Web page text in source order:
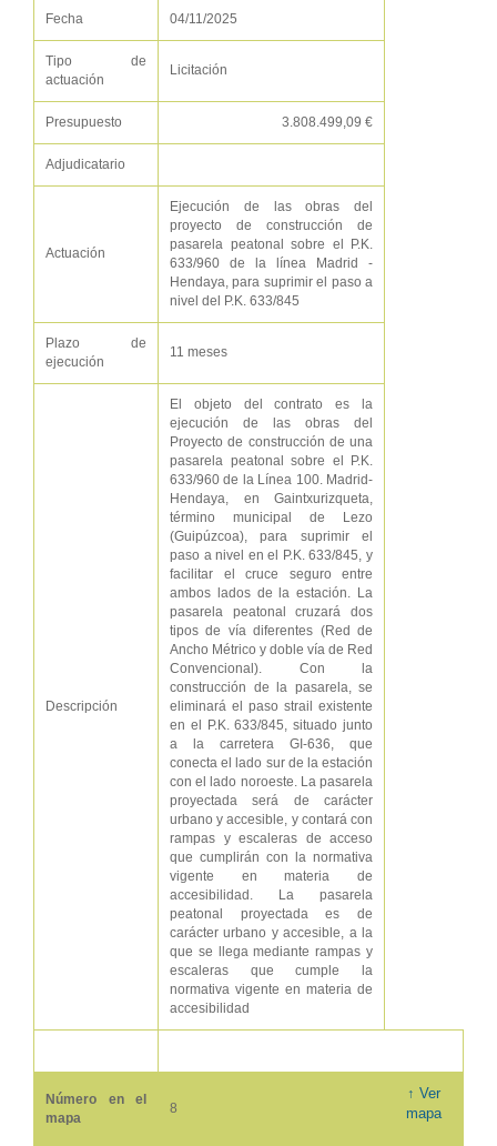
Fecha 04/11/2025
Tipo de
actuación
Licitación
Presupuesto 3.808.499,09 €
Adjudicatario
Actuación
Ejecución de las obras del
proyecto de construcción de
pasarela peatonal sobre el P.K.
633/960 de la línea Madrid -
Hendaya, para suprimir el paso a
nivel del P.K. 633/845
Plazo de
ejecución
11 meses
Descripción
El objeto del contrato es la
ejecución de las obras del
Proyecto de construcción de una
pasarela peatonal sobre el P.K.
633/960 de la Línea 100. Madrid-
Hendaya, en Gaintxurizqueta,
término municipal de Lezo
(Guipúzcoa), para suprimir el
paso a nivel en el P.K. 633/845, y
facilitar el cruce seguro entre
ambos lados de la estación. La
pasarela peatonal cruzará dos
tipos de vía diferentes (Red de
Ancho Métrico y doble vía de Red
Convencional). Con la
construcción de la pasarela, se
eliminará el paso strail existente
en el P.K. 633/845, situado junto
a la carretera GI-636, que
conecta el lado sur de la estación
con el lado noroeste. La pasarela
proyectada será de carácter
urbano y accesible, y contará con
rampas y escaleras de acceso
que cumplirán con la normativa
vigente en materia de
accesibilidad. La pasarela
peatonal proyectada es de
carácter urbano y accesible, a la
que se llega mediante rampas y
escaleras que cumple la
normativa vigente en materia de
accesibilidad
Número en el
mapa
8
↑ Ver
mapa